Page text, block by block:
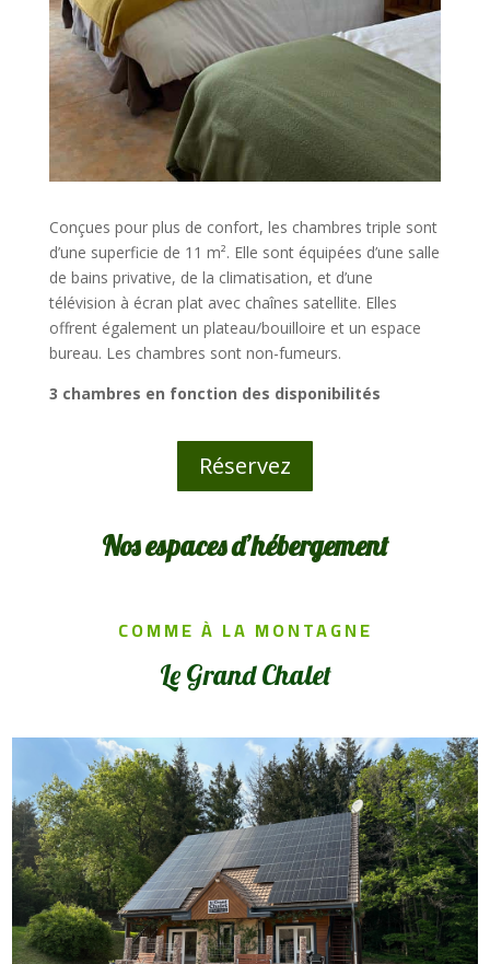
Conçues pour plus de confort, les chambres triple sont
d’une superficie de 11 m². Elle sont équipées d’une salle
de bains privative, de la climatisation, et d’une
télévision à écran plat avec chaînes satellite. Elles
offrent également un plateau/bouilloire et un espace
bureau. Les chambres sont non-fumeurs.
3 chambres en fonction des disponibilités
Réservez
Nos espaces d’hébergement
COMME À LA MONTAGNE
Le Grand Chalet